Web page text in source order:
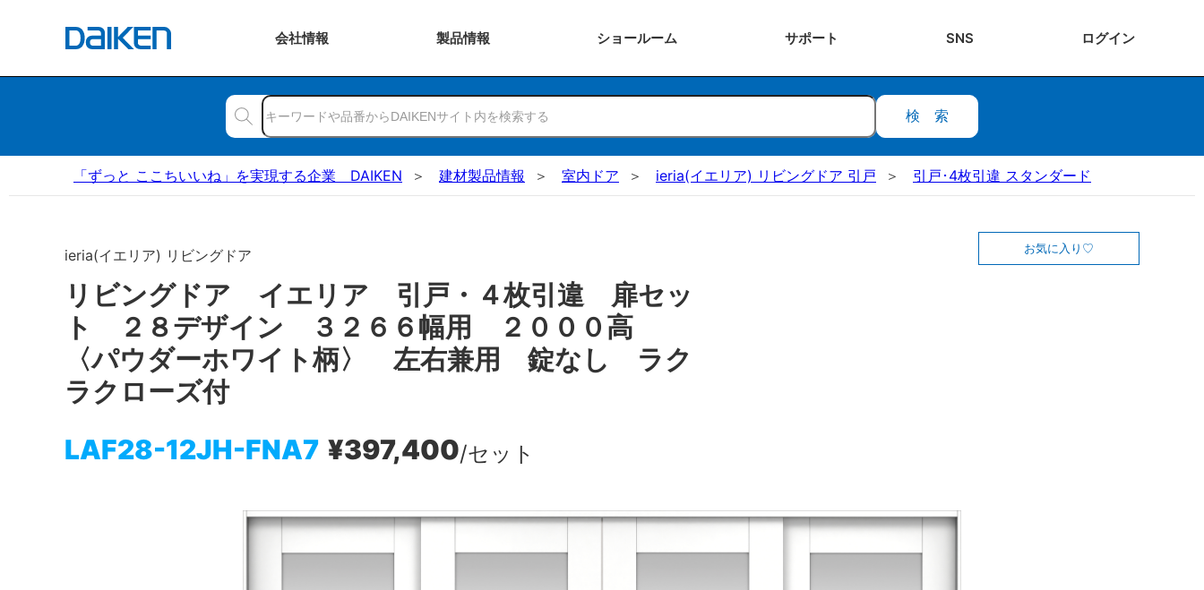
会社情報 製品情報 ショールーム サポート SNS ログイン
検索
「ずっと ここちいいね」を実現する企業 DAIKEN 建材製品情報 室内ドア ieria(イエリア) リビングドア 引戸 引戸･4枚引違 スタンダード
ieria(イエリア) リビングドア
リビングドア イエリア 引戸・４枚引違 扉セッ
ト ２８デザイン ３２６６幅用 ２０００高
〈パウダーホワイト柄〉 左右兼用 錠なし ラク
ラクローズ付
LAF28-12JH-FNA7 ¥397,400/セット
お気に入り